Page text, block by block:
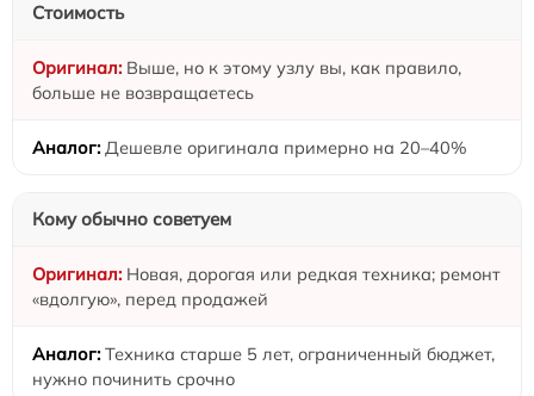
Стоимость
Выше, но к этому узлу вы, как правило,
больше не возвращаетесь
Дешевле оригинала примерно на 20–40%
Кому обычно советуем
Новая, дорогая или редкая техника; ремонт
«вдолгую», перед продажей
Техника старше 5 лет, ограниченный бюджет,
нужно починить срочно